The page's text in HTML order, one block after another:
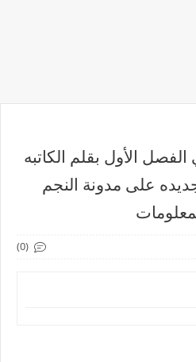
الأول بقلم الكاتبه
على مدونة النجم
(0)